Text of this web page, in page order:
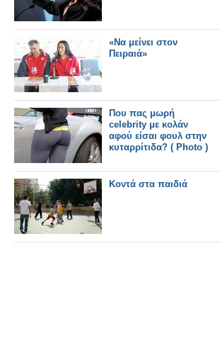
«Να μείνει στον
Πειραιά»
Που πας μωρή
celebrity με κολάν
αφού είσαι φουλ στην
κυταρρίτιδα? ( Photo )
Κοντά στα παιδιά